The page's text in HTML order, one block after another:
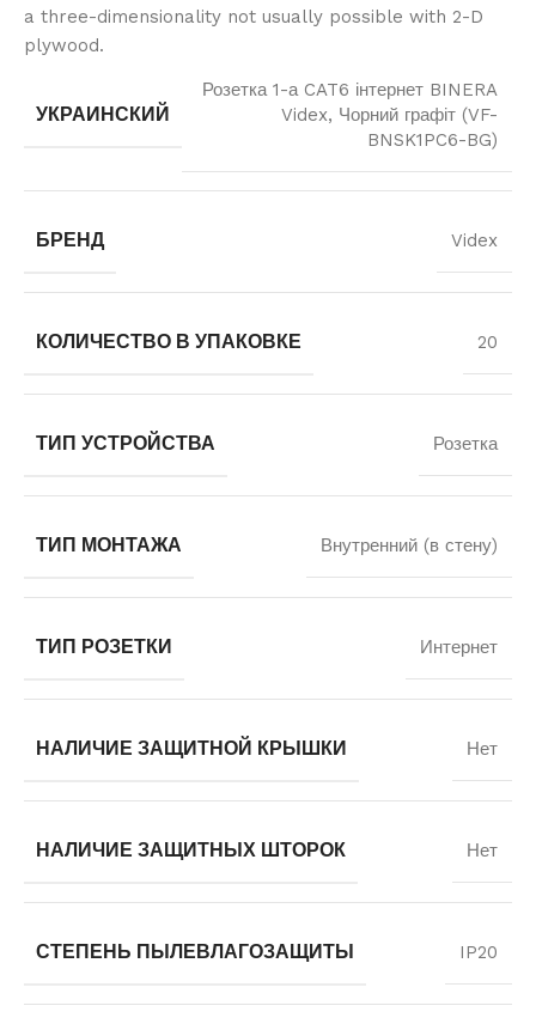
a three-dimensionality not usually possible with 2-D
plywood.
УКРАИНСКИЙ
Розетка 1-а CAT6 інтернет BINERA
Videx, Чорний графіт (VF-
BNSK1PC6-BG)
БРЕНД Videx
КОЛИЧЕСТВО В УПАКОВКЕ 20
ТИП УСТРОЙСТВА Розетка
ТИП МОНТАЖА Внутренний (в стену)
ТИП РОЗЕТКИ Интернет
НАЛИЧИЕ ЗАЩИТНОЙ КРЫШКИ Нет
НАЛИЧИЕ ЗАЩИТНЫХ ШТОРОК Нет
СТЕПЕНЬ ПЫЛЕВЛАГОЗАЩИТЫ IP20